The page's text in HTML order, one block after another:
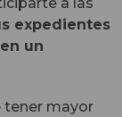
a las
expedientes
un
mayor